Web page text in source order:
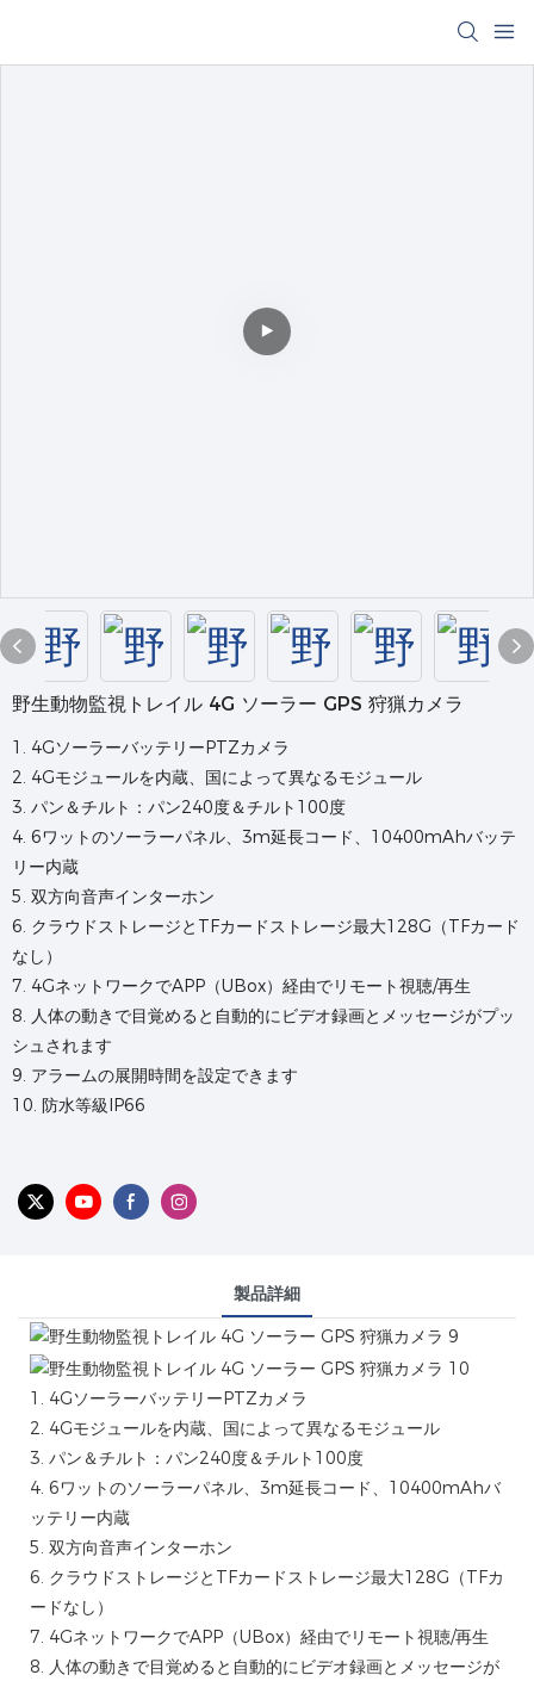
野生動物監視トレイル 4G ソーラー GPS 狩猟カメラ
1. 4GソーラーバッテリーPTZカメラ
2. 4Gモジュールを内蔵、国によって異なるモジュール
3. パン＆チルト：パン240度＆チルト100度
4. 6ワットのソーラーパネル、3m延長コード、10400mAhバッテ
リー内蔵
5. 双方向音声インターホン
6. クラウドストレージとTFカードストレージ最大128G（TFカード
なし）
7. 4Gネットワ​​ークでAPP（UBox）経由でリモート視聴/再生
8. 人体の動きで目覚めると自動的にビデオ録画とメッセージがプッ
シュされます
9. アラームの展開時間を設定できます
10. 防水等級IP66
製品詳細
1. 4GソーラーバッテリーPTZカメラ
2. 4Gモジュールを内蔵、国によって異なるモジュール
3. パン＆チルト：パン240度＆チルト100度
4. 6ワットのソーラーパネル、3m延長コード、10400mAhバ
ッテリー内蔵
5. 双方向音声インターホン
6. クラウドストレージとTFカードストレージ最大128G（TFカ
ードなし）
7. 4Gネットワ​​ークでAPP（UBox）経由でリモート視聴/再生
8. 人体の動きで目覚めると自動的にビデオ録画とメッセージが